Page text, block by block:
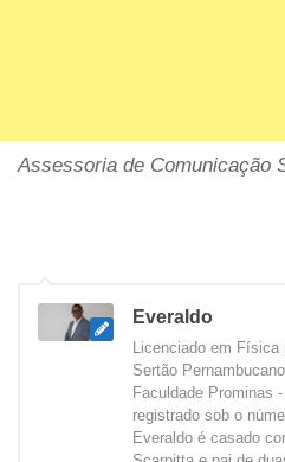
Assessoria de Comunicação
Everaldo
Licenciado em
Sertão
Faculdade Prominas
registrado sob o
Everaldo é casado